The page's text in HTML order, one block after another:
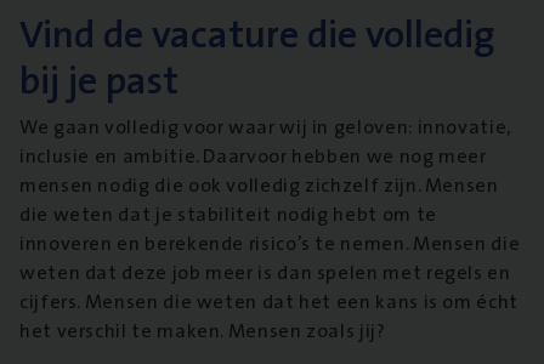
Vind de vacature die volledig
bij je past
We gaan volledig voor waar wij in geloven: innovatie,
inclusie en ambitie. Daarvoor hebben we nog meer
mensen nodig die ook volledig zichzelf zijn. Mensen
die weten dat je stabiliteit nodig hebt om te
innoveren en berekende risico’s te nemen. Mensen die
weten dat deze job meer is dan spelen met regels en
cijfers. Mensen die weten dat het een kans is om écht
het verschil te maken. Mensen zoals jij?